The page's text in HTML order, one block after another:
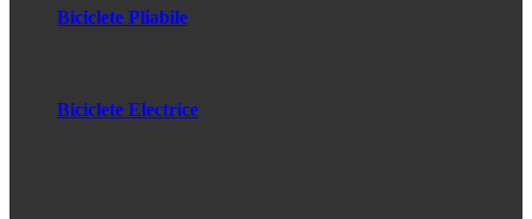
Biciclete Pliabile
Biciclete Electrice